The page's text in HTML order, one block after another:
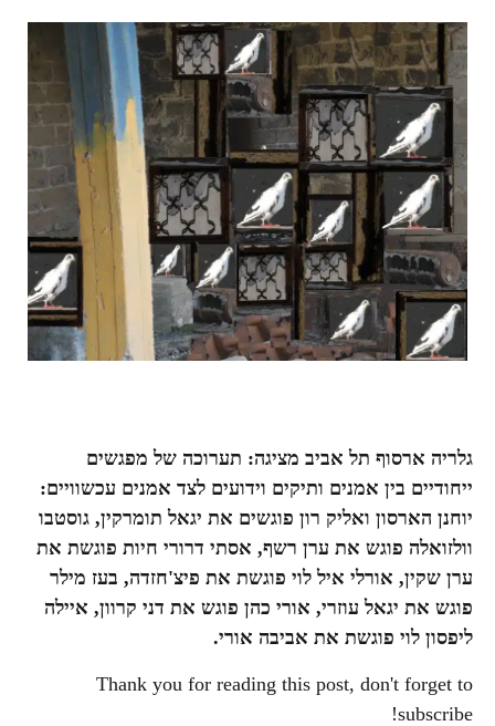
גלריה ארסוף תל אביב מציגה: תערוכה של מפגשים
ייחודיים בין אמנים ותיקים וידועים לצד אמנים עכשוויים:
יוחנן הארסון ואליק רון פוגשים את יגאל תומרקין, גוסטבו
וולזואלה פוגש את ערן רשף, אסתי דרורי חיות פוגשת את
ערן שקין, אורלי איל לוי פוגשת את פיצ'חזדה, בעז מילר
פוגש את יגאל עוזרי, אורי כהן פוגש את דני קרוון, איילה
ליפסון לוי פוגשת את אביבה אורי.
Thank you for reading this post, don't forget to
subscribe!